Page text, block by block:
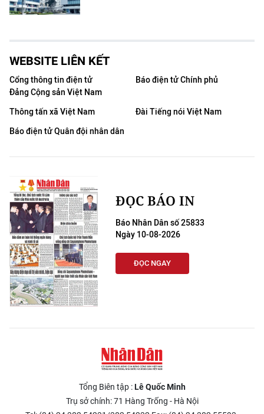
WEBSITE LIÊN KẾT
Cổng thông tin điện tử
Đảng Cộng sản Việt Nam
Báo điện tử Chính phủ
Thông tấn xã Việt Nam
Đài Tiếng nói Việt Nam
Báo điện tử Quân đội nhân dân
ĐỌC BÁO IN
Báo Nhân Dân số 25833
Ngày 10-08-2026
ĐỌC NGAY
Tổng Biên tập :Lê Quốc Minh
Trụ sở chính: 71 Hàng Trống - Hà Nội